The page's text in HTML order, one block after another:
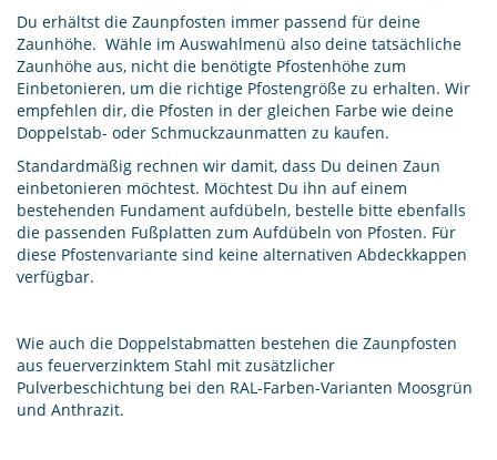
Du erhältst die Zaunpfosten immer passend für deine
Zaunhöhe. Wähle im Auswahlmenü also deine tatsächliche
Zaunhöhe aus, nicht die benötigte Pfostenhöhe zum
Einbetonieren, um die richtige Pfostengröße zu erhalten. Wir
empfehlen dir, die Pfosten in der gleichen Farbe wie deine
Doppelstab- oder Schmuckzaunmatten zu kaufen.
Standardmäßig rechnen wir damit, dass Du deinen Zaun
einbetonieren möchtest. Möchtest Du ihn auf einem
bestehenden Fundament aufdübeln, bestelle bitte ebenfalls
die passenden Fußplatten zum Aufdübeln von Pfosten. Für
diese Pfostenvariante sind keine alternativen Abdeckkappen
verfügbar.
Wie auch die Doppelstabmatten bestehen die Zaunpfosten
aus feuerverzinktem Stahl mit zusätzlicher
Pulverbeschichtung bei den RAL-Farben-Varianten Moosgrün
und Anthrazit.